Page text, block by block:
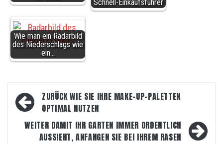
Schnell-Einkaufsführer
Wie man ein Radarbild
des Niederschlags wie
ein…
Beitragsnavigation
ZURÜCK WIE SIE IHRE MAKE-UP-PALETTEN
OPTIMAL NUTZEN
WEITER DAMIT IHR GARTEN IMMER ORDENTLICH
AUSSIEHT, ANFANGEN SIE BEI IHREM RASEN